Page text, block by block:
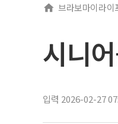
브라보마이라이
시니
입력 2026-02-27